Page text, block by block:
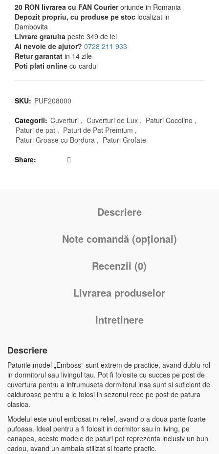
20 RON livrarea cu FAN Courieroriunde in Romania
Depozit propriu, cu produse pe stoc localizat in
Dambovita
Livrare gratuita peste 349 de lei
Ai nevoie de ajutor? 0728 211 933
Retur garantat in 14 zile
Poti plati online cu cardul
SKU: PUF208000
Categorii: Cuverturi , Cuverturi de Lux , Paturi Cocolino ,
Paturi de pat , Paturi de Pat Premium ,
Paturi Groase cu Bordura , Paturi Grofate
Share
Descriere
Note comandă (opțional)
Recenzii (0)
Livrarea produselor
Intretinere
Descriere
Paturile model „Emboss” sunt extrem de practice, avand dublu rol
in dormitorul sau livingul tau. Pot fi folosite cu succes pe post de
cuvertura pentru a infrumuseta dormitorul insa sunt si suficient de
calduroase pentru a le folosi in sezonul rece pe post de patura
clasica.
Modelul este unul embosat in relief, avand o a doua parte foarte
pufoasa. Ideal pentru a fi folosit in dormitor sau in living, pe
canapea, aceste modele de paturi pot reprezenta inclusiv un bun
cadou, avand un ambala stilizat si foarte practic.